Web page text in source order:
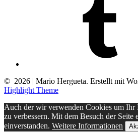
© 2026 | Mario Hergueta. Erstellt mit
Highlight Theme
Auch der wir verwenden Cookies um Ihr
zu verbessern. Mit dem Besuch der Seite
einverstanden. Weitere Informationen